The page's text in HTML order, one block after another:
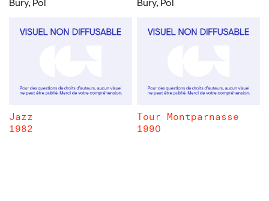
Bury, Pol
Jazz
1982
Bury, Pol
Tour Montparnasse
1990